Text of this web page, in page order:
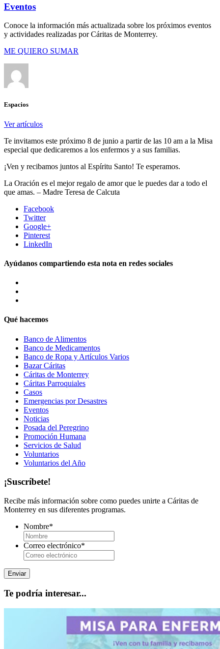
Eventos
Conoce la información más actualizada sobre los próximos eventos
y actividades realizadas por Cáritas de Monterrey.
ME QUIERO SUMAR
Espacios
Ver artículos
Te invitamos este próximo 8 de junio a partir de las 10 am a la Misa
especial que dedicaremos a los enfermos y a sus familias.
¡Ven y recibamos juntos al Espíritu Santo! Te esperamos.
La Oración es el mejor regalo de amor que le puedes dar a todo el
que amas. – Madre Teresa de Calcuta
Facebook
Twitter
Google+
Pinterest
LinkedIn
Ayúdanos compartiendo esta nota en redes sociales
Qué hacemos
Banco de Alimentos
Banco de Medicamentos
Banco de Ropa y Artículos Varios
Bazar Cáritas
Cáritas de Monterrey
Cáritas Parroquiales
Casos
Emergencias por Desastres
Eventos
Noticias
Posada del Peregrino
Promoción Humana
Servicios de Salud
Voluntarios
Voluntarios del Año
¡Suscríbete!
Recibe más información sobre como puedes unirte a Cáritas de
Monterrey en sus diferentes programas.
Nombre*
Correo electrónico*
Te podría interesar...